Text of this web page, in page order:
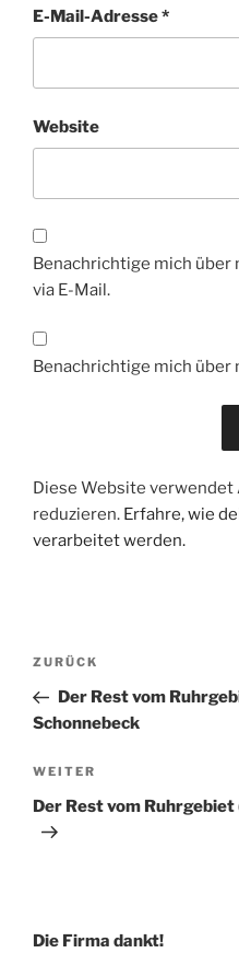
E-Mail-Adresse*
Website
Benachrichtige mich
via E-Mail.
Benachrichtige mich über
Diese Website verwendet
reduzieren. Erfahre, wie
verarbeitet werden.
Beitragsnavigation
Vorheriger
Beitrag
ZURÜCK
Der Rest vom
Schonnebeck
Nächster
Beitrag
WEITER
Der Rest vom
Die Firma dankt!